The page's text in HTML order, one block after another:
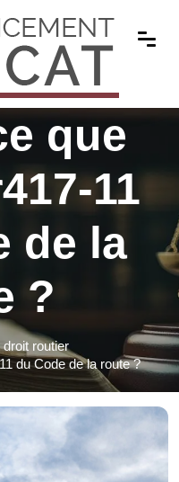
que
11
de la
?
routier
du Code de la route ?